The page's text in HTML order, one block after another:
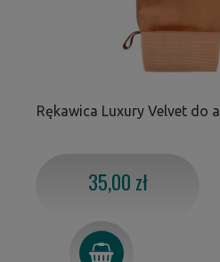
Rękawica Luxury Velvet do
35,00 zł